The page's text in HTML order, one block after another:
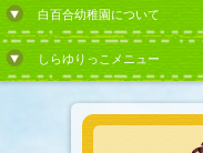
白百合幼稚園について
しらゆりっこメニュー